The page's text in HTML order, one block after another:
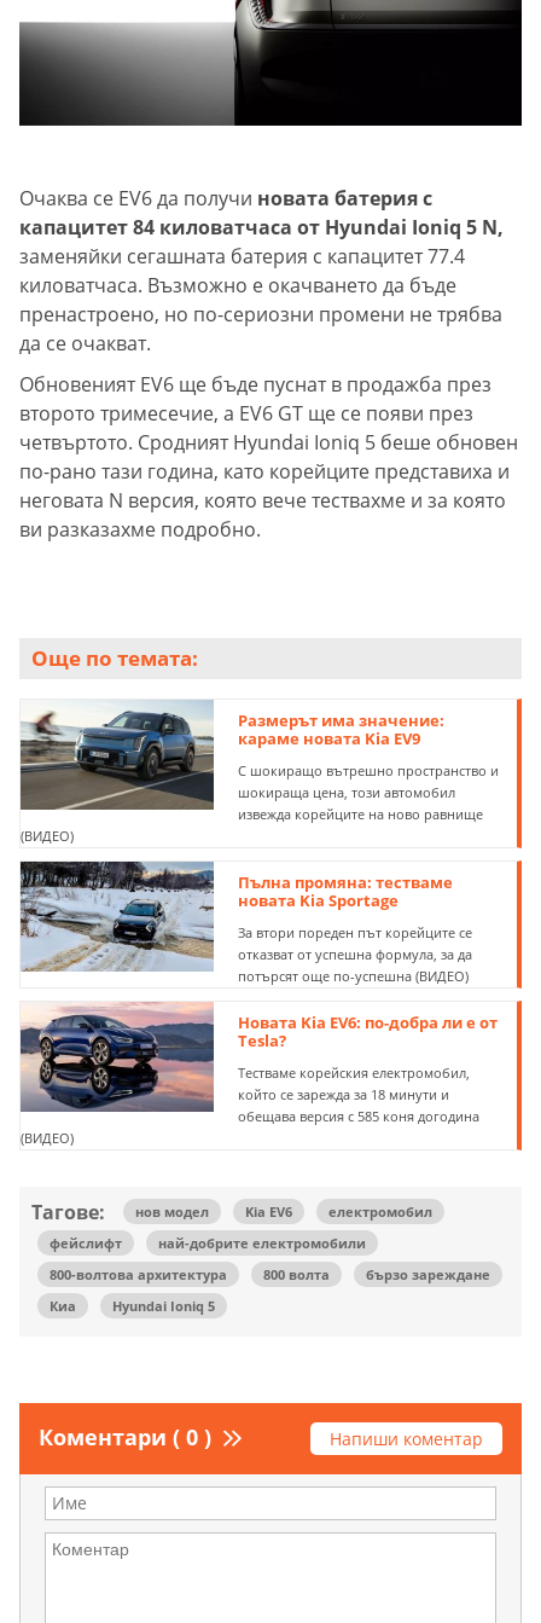
Очаква се EV6 да получи новата батерия с
капацитет 84 киловатчаса от Hyundai Ioniq 5 N,
заменяйки сегашната батерия с капацитет 77.4
киловатчаса. Възможно е окачването да бъде
пренастроено, но по-сериозни промени не трябва
да се очакват.
Обновеният EV6 ще бъде пуснат в продажба през
второто тримесечие, а EV6 GT ще се появи през
четвъртото. Сродният Hyundai Ioniq 5 беше обновен
по-рано тази година, като корейците представиха и
неговата N версия, която вече тествахме и за която
ви разказахме подробно.
Още по темата:
Размерът има значение:
караме новата Kia EV9
С шокиращо вътрешно пространство и
шокираща цена, този автомобил
извежда корейците на ново равнище
(ВИДЕО)
Пълна промяна: тестваме
новата Kia Sportage
За втори пореден път корейците се
отказват от успешна формула, за да
потърсят още по-успешна (ВИДЕО)
Новата Kia EV6: по-добра ли е от
Tesla?
Тестваме корейския електромобил,
който се зарежда за 18 минути и
обещава версия с 585 коня догодина
(ВИДЕО)
Тагове: нов модел Kia EV6
електромобил
фейслифт
най-добрите електромобили
800-волтова архитектура
800 волта
бързо зареждане
Киа
Hyundai Ioniq 5
Коментари ( 0 ) Напиши коментар